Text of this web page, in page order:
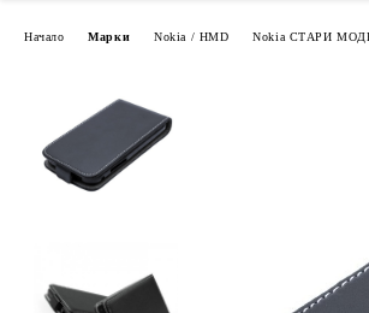
Начало Марки Nokia / HMD Nokia СТАРИ